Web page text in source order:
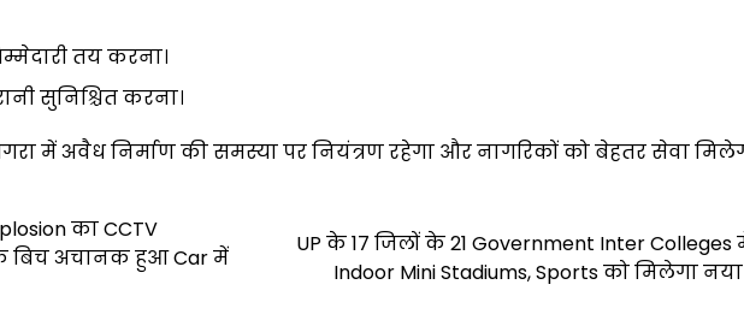
तय करना।
सुनिश्चित करना।
में अवैध निर्माण की समस्या पर नियंत्रण रहेगा और नागरिकों को बेहतर सेवा
का CCTV
बिच अचानक हुआ Car में
UP के 17 जिलों के 21 Government Inter
Indoor Mini Stadiums, Sports को मिलेगा